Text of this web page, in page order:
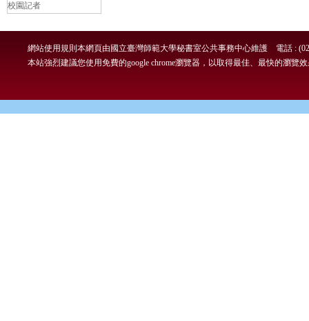
校園記者
本網頁由國立臺灣師範大學秘書室公共事務中心維護 電話 :
網站使用規則
本站強烈建議您使用免費的google chrome瀏覽器，以取得最佳、最快的瀏覽